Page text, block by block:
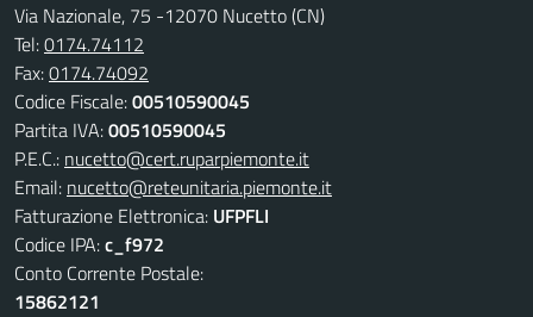
Via Nazionale, 75 -12070 Nucetto (CN)
Tel:0174.74112
Fax:0174.74092
Codice Fiscale:00510590045
Partita IVA:00510590045
P.E.C.: nucetto@cert.ruparpiemonte.it
Email: nucetto@reteunitaria.piemonte.it
Fatturazione Elettronica: UFPFLI
Codice IPA:c_f972
Conto Corrente Postale:
15862121